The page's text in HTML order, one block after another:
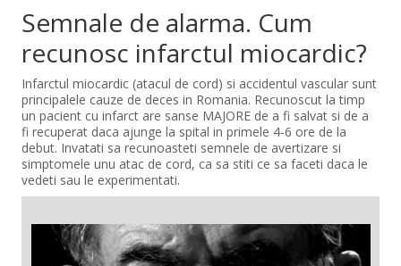
Semnale de alarma. Cum
recunosc infarctul miocardic?
Infarctul miocardic (atacul de cord) si accidentul vascular sunt
principalele cauze de deces in Romania. Recunoscut la timp
un pacient cu infarct are sanse MAJORE de a fi salvat si de a
fi recuperat daca ajunge la spital in primele 4-6 ore de la
debut. Invatati sa recunoasteti semnele de avertizare si
simptomele unu atac de cord, ca sa stiti ce sa faceti daca le
vedeti sau le experimentati.